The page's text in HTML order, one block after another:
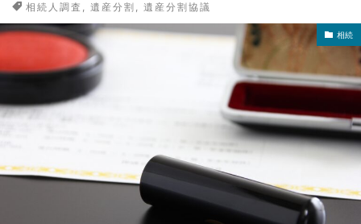
相続人調査 , 遺産分割 , 遺産分割協議
相続